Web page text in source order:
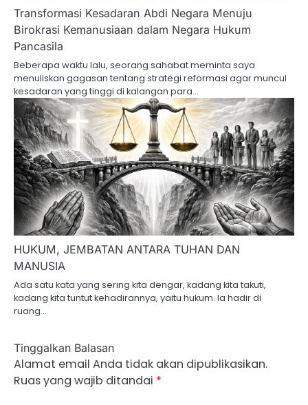
Transformasi Kesadaran Abdi Negara Menuju
Birokrasi Kemanusiaan dalam Negara Hukum
Pancasila
Beberapa waktu lalu, seorang sahabat meminta saya
menuliskan gagasan tentang strategi reformasi agar muncul
kesadaran yang tinggi di kalangan para…
HUKUM, JEMBATAN ANTARA TUHAN DAN
MANUSIA
Ada satu kata yang sering kita dengar, kadang kita takuti,
kadang kita tuntut kehadirannya, yaitu hukum. Ia hadir di
ruang…
Tinggalkan Balasan
Alamat email Anda tidak akan dipublikasikan.
Ruas yang wajib ditandai *